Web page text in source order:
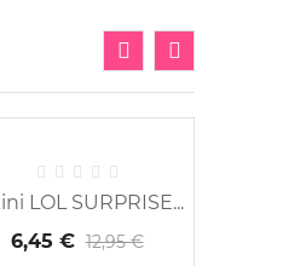
LOL SURPRISE...
6,45 € 12,95 €